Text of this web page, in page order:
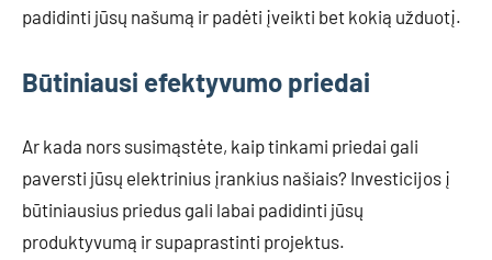
padidinti jūsų našumą ir padėti įveikti bet kokią užduotį.
Būtiniausi efektyvumo priedai
Ar kada nors susimąstėte, kaip tinkami priedai gali
paversti jūsų elektrinius įrankius našiais? Investicijos į
būtiniausius priedus gali labai padidinti jūsų
produktyvumą ir supaprastinti projektus.